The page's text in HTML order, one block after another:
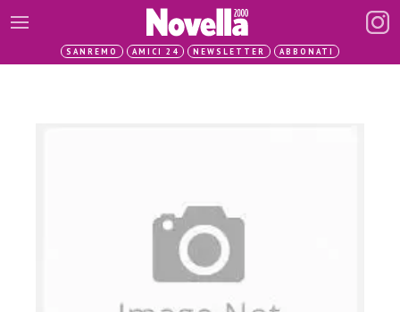
SANREMO AMICI 24 NEWSLETTER ABBONATI